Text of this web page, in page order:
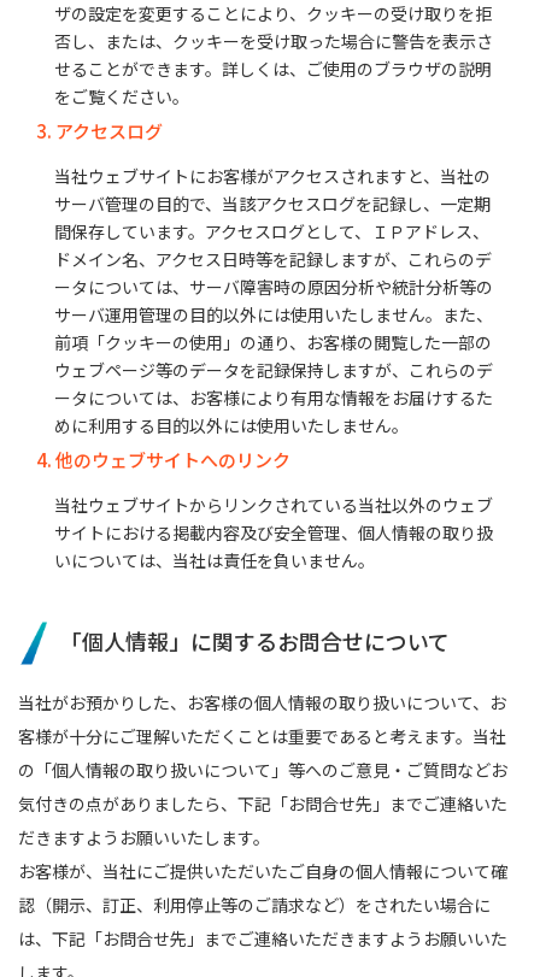
ザの設定を変更することにより、クッキーの受け取りを拒
否し、または、クッキーを受け取った場合に警告を表示さ
せることができます。詳しくは、ご使用のブラウザの説明
をご覧ください。
3. アクセスログ
当社ウェブサイトにお客様がアクセスされますと、当社の
サーバ管理の目的で、当該アクセスログを記録し、一定期
間保存しています。アクセスログとして、ＩＰアドレス、
ドメイン名、アクセス日時等を記録しますが、これらのデ
ータについては、サーバ障害時の原因分析や統計分析等の
サーバ運用管理の目的以外には使用いたしません。また、
前項「クッキーの使用」の通り、お客様の閲覧した一部の
ウェブページ等のデータを記録保持しますが、これらのデ
ータについては、お客様により有用な情報をお届けするた
めに利用する目的以外には使用いたしません。
4. 他のウェブサイトへのリンク
当社ウェブサイトからリンクされている当社以外のウェブ
サイトにおける掲載内容及び安全管理、個人情報の取り扱
いについては、当社は責任を負いません。
「個人情報」に関するお問合せについて
当社がお預かりした、お客様の個人情報の取り扱いについて、お
客様が十分にご理解いただくことは重要であると考えます。当社
の「個人情報の取り扱いについて」等へのご意見・ご質問などお
気付きの点がありましたら、下記「お問合せ先」までご連絡いた
だきますようお願いいたします。
お客様が、当社にご提供いただいたご自身の個人情報について確
認（開示、訂正、利用停止等のご請求など）をされたい場合に
は、下記「お問合せ先」までご連絡いただきますようお願いいた
します。